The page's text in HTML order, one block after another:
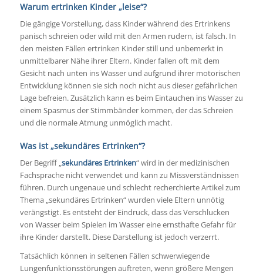
Warum ertrinken Kinder „leise“?
Die gängige Vorstellung, dass Kinder während des Ertrinkens
panisch schreien oder wild mit den Armen rudern, ist falsch. In
den meisten Fällen ertrinken Kinder still und unbemerkt in
unmittelbarer Nähe ihrer Eltern. Kinder fallen oft mit dem
Gesicht nach unten ins Wasser und aufgrund ihrer motorischen
Entwicklung können sie sich noch nicht aus dieser gefährlichen
Lage befreien. Zusätzlich kann es beim Eintauchen ins Wasser zu
einem Spasmus der Stimmbänder kommen, der das Schreien
und die normale Atmung unmöglich macht.
Was ist „sekundäres Ertrinken“?
Der Begriff „sekundäres Ertrinken“ wird in der medizinischen
Fachsprache nicht verwendet und kann zu Missverständnissen
führen. Durch ungenaue und schlecht recherchierte Artikel zum
Thema „sekundäres Ertrinken“ wurden viele Eltern unnötig
verängstigt. Es entsteht der Eindruck, dass das Verschlucken
von Wasser beim Spielen im Wasser eine ernsthafte Gefahr für
ihre Kinder darstellt. Diese Darstellung ist jedoch verzerrt.
Tatsächlich können in seltenen Fällen schwerwiegende
Lungenfunktionsstörungen auftreten, wenn größere Mengen